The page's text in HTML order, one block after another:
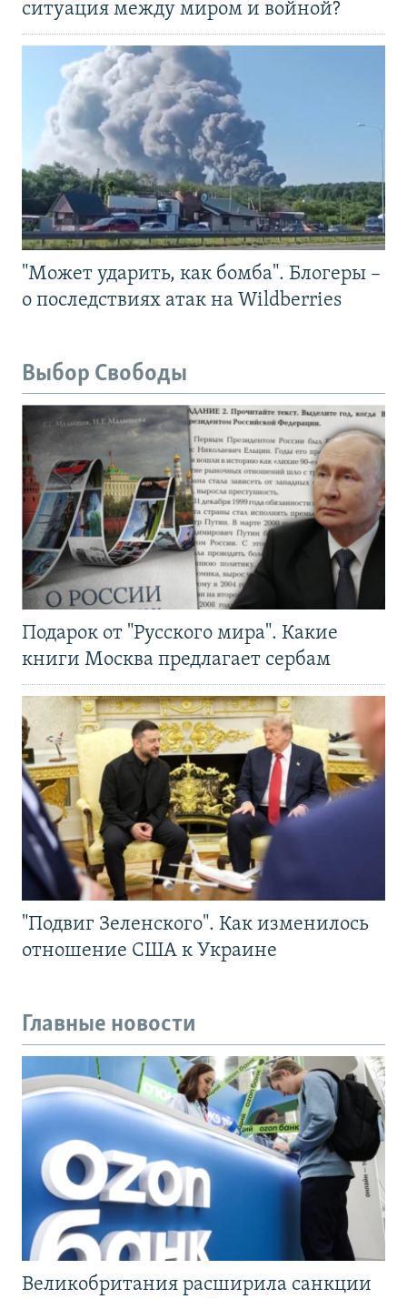
ситуация между миром и войной?
"Может ударить, как бомба". Блогеры –
о последствиях атак на Wildberries
Выбор Свободы
Подарок от "Русского мира". Какие
книги Москва предлагает сербам
"Подвиг Зеленского". Как изменилось
отношение США к Украине
Главные новости
Великобритания расширила санкции